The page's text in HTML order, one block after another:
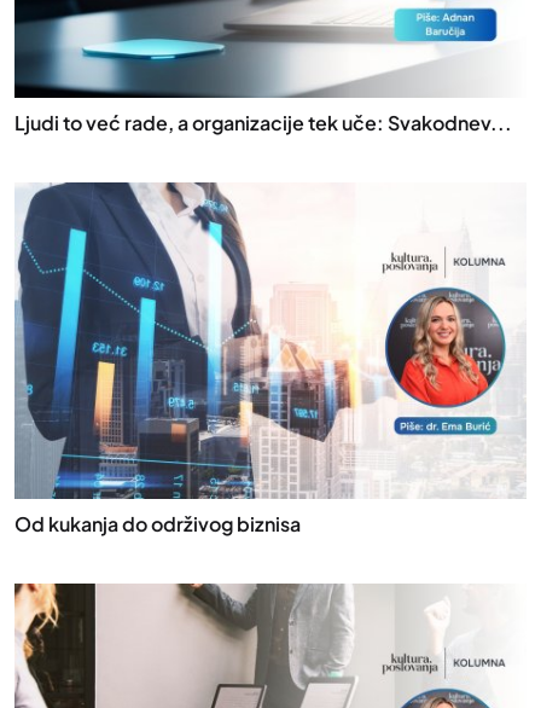
Ljudi to već rade, a organizacije tek uče: Svakodnev...
Od kukanja do održivog biznisa